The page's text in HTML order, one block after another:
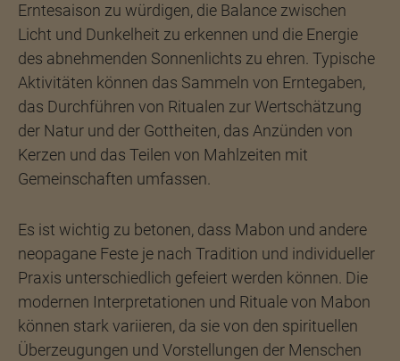
Erntesaison zu würdigen, die Balance zwischen
Licht und Dunkelheit zu erkennen und die Energie
des abnehmenden Sonnenlichts zu ehren. Typische
Aktivitäten können das Sammeln von Erntegaben,
das Durchführen von Ritualen zur Wertschätzung
der Natur und der Gottheiten, das Anzünden von
Kerzen und das Teilen von Mahlzeiten mit
Gemeinschaften umfassen.
Es ist wichtig zu betonen, dass Mabon und andere
neopagane Feste je nach Tradition und individueller
Praxis unterschiedlich gefeiert werden können. Die
modernen Interpretationen und Rituale von Mabon
können stark variieren, da sie von den spirituellen
Überzeugungen und Vorstellungen der Menschen